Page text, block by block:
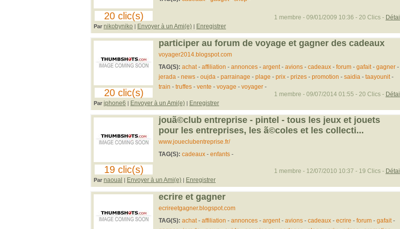
20 clic(s)
Par nikobyniko | Envoyer à un Ami(e) | Enregistrer
1 membre - 09/01/2009 10:36 - 20 Clics - Détail
20 clic(s)
participer au forum de voyage et gagner des cadeaux
voyager2014.blogspot.com
TAG(S): achat- affiliation - annonces- argent- avions- cadeaux- forum- gafait- gagner-
jerada - news- oujda - parrainage - plage - prix- prizes- promotion - saidia - taayounit-
train - truffes- vente - voyage - voyager-
Par iphone6 | Envoyer à un Ami(e) | Enregistrer
1 membre - 09/07/2014 01:55 - 20 Clics - Détail
19 clic(s)
jouã©club entreprise - pintel - tous les jeux et jouets
pour les entreprises, les ã©coles et les collecti...
www.joueclubentreprise.fr/
TAG(S): cadeaux- enfants-
Par naoual | Envoyer à un Ami(e) | Enregistrer
1 membre - 12/07/2010 10:37 - 19 Clics - Détail
ecrire et gagner
ecrireetgagner.blogspot.com
TAG(S): achat- affiliation - annonces- argent- avions- cadeaux- ecrire - forum- gafait-